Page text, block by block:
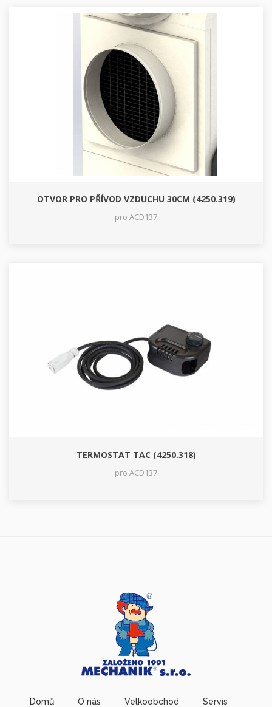
OTVOR PRO PŘÍVOD VZDUCHU 30CM (4250.319)
pro ACD137
TERMOSTAT TAC (4250.318)
pro ACD137
Domů O nás Velkoobchod Servis